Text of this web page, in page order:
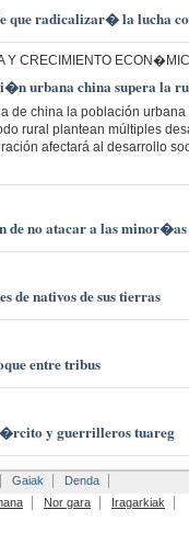
que radicalizar� la lucha
CRECIMIENTO
urbana china supera la
de china la población
rural plantean múltiples
afectará al desarrollo
no atacar a las minor�as
de nativos de sus tierras
entre tribus
y guerrilleros tuareg
Gaiak
Denda
Nor gara Iragarkiak